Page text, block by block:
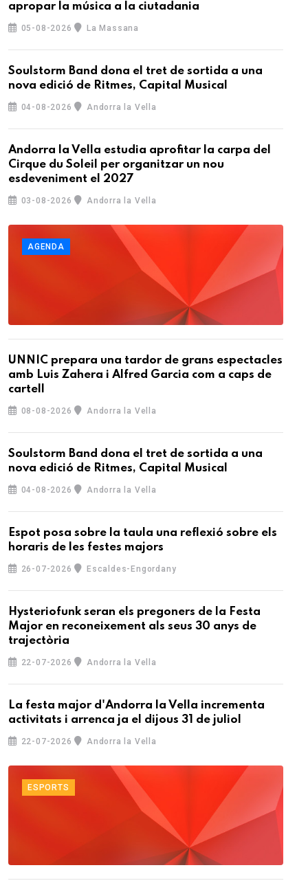
apropar la música a la ciutadania
05-08-2026 La Massana
Soulstorm Band dona el tret de sortida a una
nova edició de Ritmes, Capital Musical
04-08-2026 Andorra la Vella
Andorra la Vella estudia aprofitar la carpa del
Cirque du Soleil per organitzar un nou
esdeveniment el 2027
03-08-2026 Andorra la Vella
AGENDA
UNNIC prepara una tardor de grans espectacles
amb Luis Zahera i Alfred Garcia com a caps de
cartell
08-08-2026 Andorra la Vella
Soulstorm Band dona el tret de sortida a una
nova edició de Ritmes, Capital Musical
04-08-2026 Andorra la Vella
Espot posa sobre la taula una reflexió sobre els
horaris de les festes majors
26-07-2026 Escaldes-Engordany
Hysteriofunk seran els pregoners de la Festa
Major en reconeixement als seus 30 anys de
trajectòria
22-07-2026 Andorra la Vella
La festa major d'Andorra la Vella incrementa
activitats i arrenca ja el dijous 31 de juliol
22-07-2026 Andorra la Vella
ESPORTS